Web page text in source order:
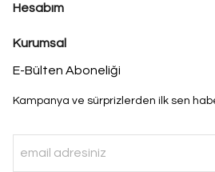
Hesabım
Kurumsal
E-Bülten Aboneliği
Kampanya ve sürprizlerden ilk sen